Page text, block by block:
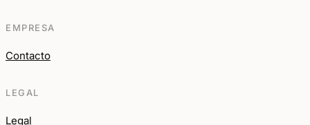
EMPRESA
Contacto
LEGAL
Legal